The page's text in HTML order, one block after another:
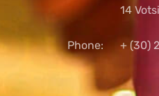
14
Phone: + (30)